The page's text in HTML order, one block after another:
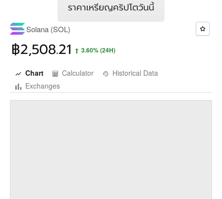
ปโต
ราคาเหรียญคริปโตวันนี้
Solana (SOL)
฿2,508.21 3.60%(24H)
Chart Calculator
Historical Data
Exchanges